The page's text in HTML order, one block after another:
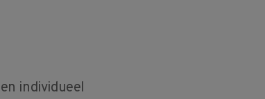
individueel